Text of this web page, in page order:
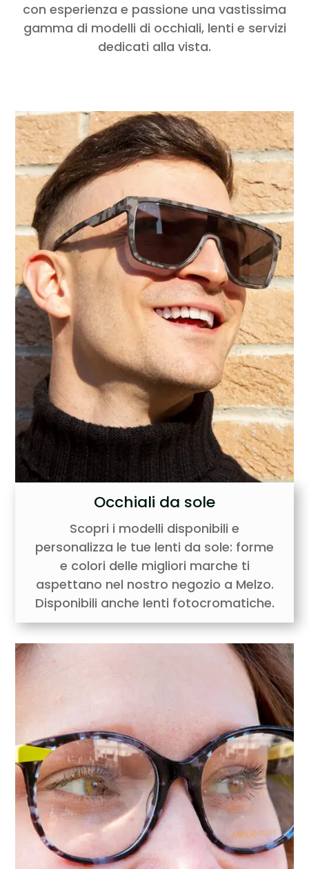
con esperienza e passione una vastissima
gamma di modelli di occhiali, lenti e servizi
dedicati alla vista.
Occhiali da sole
Scopri i modelli disponibili e
personalizza le tue lenti da sole: forme
e colori delle migliori marche ti
aspettano nel nostro negozio a Melzo.
Disponibili anche lenti fotocromatiche.